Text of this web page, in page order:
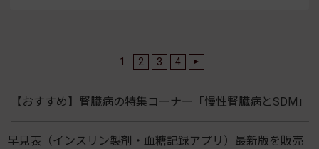
1 2 3 4
【おすすめ】腎臓病の特集コーナー「慢性腎臓病とSDM」
早見表（インスリン製剤・血糖記録アプリ）最新版を販売